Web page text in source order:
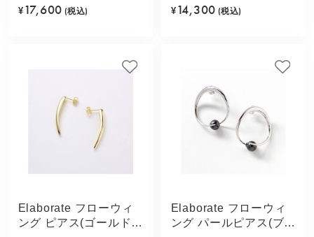
¥ 17,600 (税込) ¥ 14,300 (税込)
Elaborate フローウィ
ング ピアス(ゴールドカ
Elaborate フローウィ
ング パールピアス(ブラ